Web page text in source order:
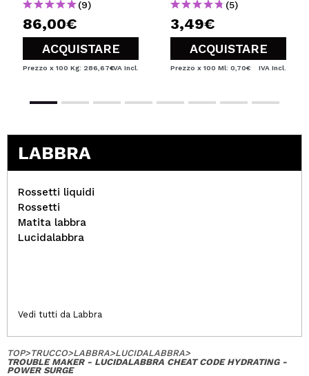
(9)
86,00€
ACQUISTARE
Prezzo x 100 Kg: 286,67€IVA Incl.
(5)
3,49€
ACQUISTARE
Prezzo x 100 Ml: 0,70€ IVA Incl.
LABBRA
Rossetti liquidi
Rossetti
Matita labbra
Lucidalabbra
Vedi tutti da Labbra
TOP>TRUCCO>LABBRA>LUCIDALABBRA>
TROUBLE MAKER - LUCIDALABBRA CHEAT CODE HYDRATING -
POWER SURGE